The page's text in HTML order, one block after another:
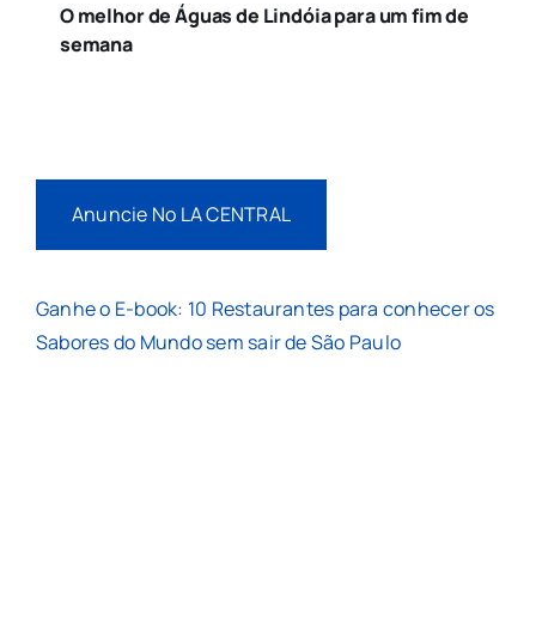
O melhor de Águas de Lindóia para um fim de
semana
Anuncie No LA CENTRAL
Ganhe o E-book: 10 Restaurantes para conhecer os
Sabores do Mundo sem sair de São Paulo